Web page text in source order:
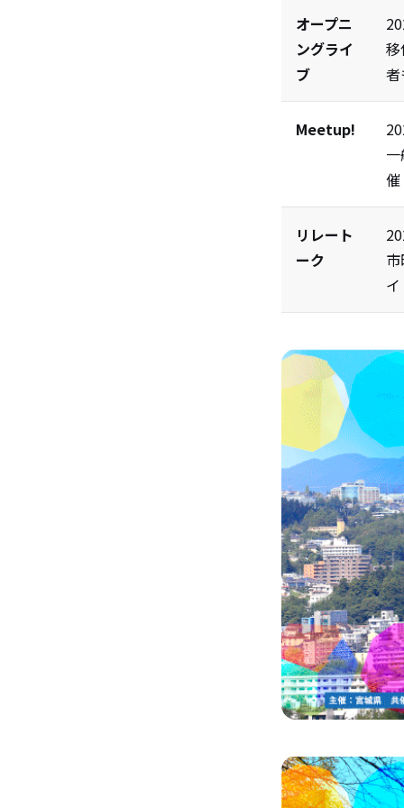
オープニ
ングライ
ブ
Meetup!
リレート
ーク